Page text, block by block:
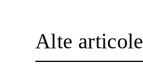
Alte articole